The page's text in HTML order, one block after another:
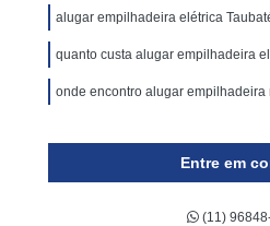
alugar empilhadeira elétrica
quanto custa alugar empilhadeira
onde encontro alugar empilhadeira
Entre em
(11)